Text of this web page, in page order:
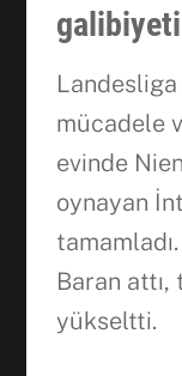
mücadele
evinde
oynayan
Baran attı,
yükseltti.